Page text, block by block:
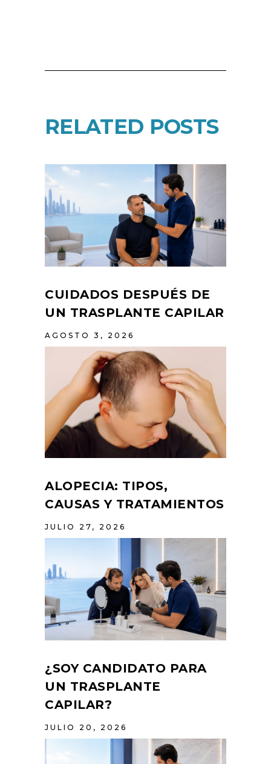
RELATED POSTS
CUIDADOS DESPUÉS DE
UN TRASPLANTE CAPILAR
AGOSTO 3, 2026
ALOPECIA: TIPOS,
CAUSAS Y TRATAMIENTOS
JULIO 27, 2026
¿SOY CANDIDATO PARA
UN TRASPLANTE
CAPILAR?
JULIO 20, 2026